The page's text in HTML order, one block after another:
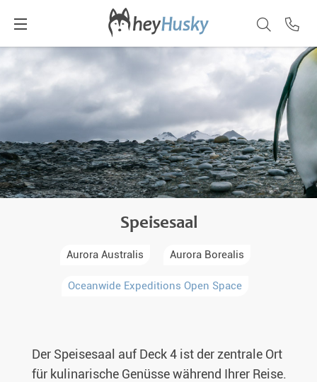
Speisesaal
Aurora Australis Aurora Borealis
Oceanwide Expeditions Open Space
Der Speisesaal auf Deck 4 ist der zentrale Ort
für kulinarische Genüsse während Ihrer Reise.